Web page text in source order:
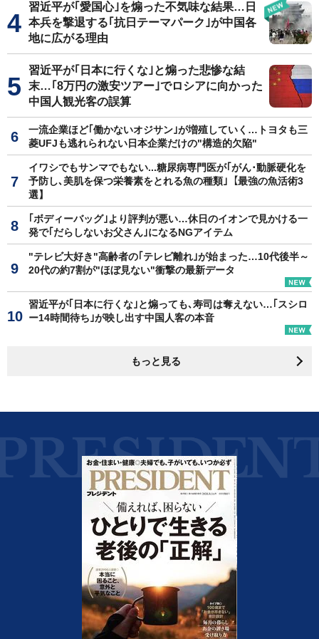
習近平が｢愛国心｣を煽った不気味な結果…日
本兵を撃退する｢抗日テーマパーク｣が中国各
地に広がる理由
習近平が｢日本に行くな｣と煽った悲惨な結
末…｢8万円の激安ツアー｣でロシアに向かった
中国人観光客の誤算
一流企業ほど｢働かないオジサン｣が増殖していく…トヨタも三
菱UFJも逃れられない日本企業だけの"構造的欠陥"
イワシでもサンマでもない...糖尿病専門医が｢がん･動脈硬化を
予防し､美肌を保つ栄養素をとれる魚の種類｣【最強の魚活術3
選】
｢ボディーバッグ｣より評判が悪い…休日のイオンで見かける一
発で｢だらしないお父さん｣になるNGアイテム
"テレビ大好き"高齢者の｢テレビ離れ｣が始まった…10代後半～
20代の約7割が"ほぼ見ない"衝撃の最新データ
習近平が｢日本に行くな｣と煽っても､寿司は奪えない…｢スシロ
ー14時間待ち｣が映し出す中国人客の本音
もっと見る